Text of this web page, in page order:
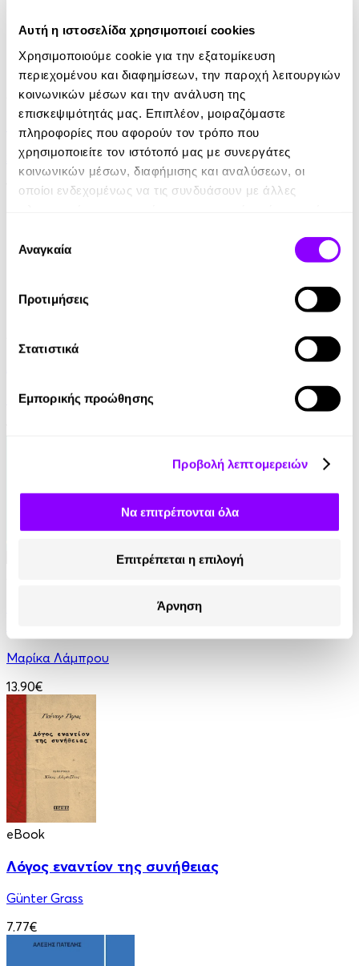
Αυτή η ιστοσελίδα χρησιμοποιεί cookies
Χρησιμοποιούμε cookie για την εξατομίκευση
περιεχομένου και διαφημίσεων, την παροχή λειτουργιών
κοινωνικών μέσων και την ανάλυση της
επισκεψιμότητάς μας. Επιπλέον, μοιραζόμαστε
πληροφορίες που αφορούν τον τρόπο που
χρησιμοποιείτε τον ιστότοπό μας με συνεργάτες
κοινωνικών μέσων, διαφήμισης και αναλύσεων, οι
οποίοι ενδεχομένως να τις συνδυάσουν με άλλες
των υπηρεσιών τους.
συγκατάθεσης
Αναγκαία
Προτιμήσεις
Στατιστικά
Εμπορικής προώθησης
Προβολή λεπτομερειών
Να επιτρέπονται όλα
Επιτρέπεται η επιλογή
Άρνηση
Audiobook
Ηγεσία Επικεντρωμένη σε Αρχές
Stephen R. Covey
16.90€
Tim Marshall
Μυστικά Επιτυχίας για Οικογενειακές
Μαρίκα Λάμπρου
13.90€
eBook
Λόγος εναντίον της συνήθειας
Günter Grass
7.77€